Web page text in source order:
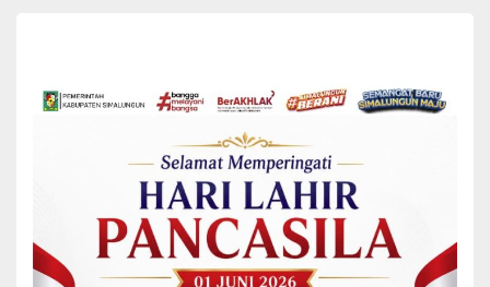
Wakil Bupati berharap, ketika pilkada selesai, mari satukan kembali
persatuan dan kesatuan berlandaskan Habonaron do Bona.
Sementara itu, Ketua KPU Kabupaten Simalungun Johan Septian
Pradana menyampaikan terimakasih kepada seluruh Stakeholder
terkait termasuk TNI dan Polri yang selama masa tahapan mulai
dari perencanaan sampai dengan hari ini tidak ada sesuatu
hambatan yang berarti.